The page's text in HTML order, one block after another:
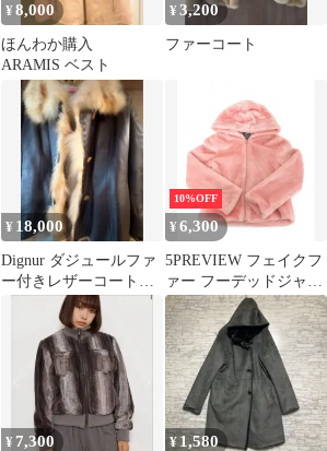
¥8,000
ほんわか購入
ARAMIS ベスト
¥3,200
ファーコート
¥ 18,000
Dignur ダジュールファ
ー付きレザーコート
【赤狐の毛皮・超高級
レザー】
10%OFF
¥6,300
5PREVIEW フェイクフ
ァー フーデッドジャケ
ット ピンク
¥ 7,300 ¥ 1,580